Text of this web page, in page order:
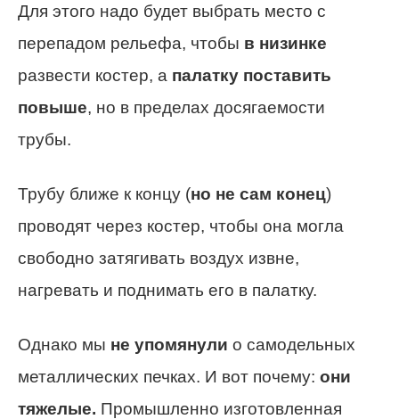
Для этого надо будет выбрать место с
перепадом рельефа, чтобы в низинке
развести костер, а палатку поставить
повыше, но в пределах досягаемости
трубы.
Трубу ближе к концу (но не сам конец)
проводят через костер, чтобы она могла
свободно затягивать воздух извне,
нагревать и поднимать его в палатку.
Однако мы не упомянули о самодельных
металлических печках. И вот почему: они
тяжелые. Промышленно изготовленная